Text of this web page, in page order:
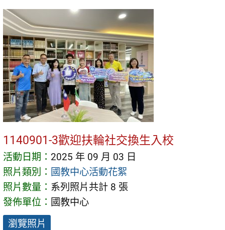
1140901-3歡迎扶輪社交換生入校
活動日期： 2025 年 09 月 03 日
照片類別： 國教中心活動花絮
照片數量： 系列照片共計 8 張
發佈單位： 國教中心
瀏覽照片